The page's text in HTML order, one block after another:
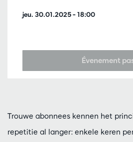
jeu. 30.01.2025– 18:00
Évenement
Trouwe abonnees kennen het
repetitie al langer: enkele keren